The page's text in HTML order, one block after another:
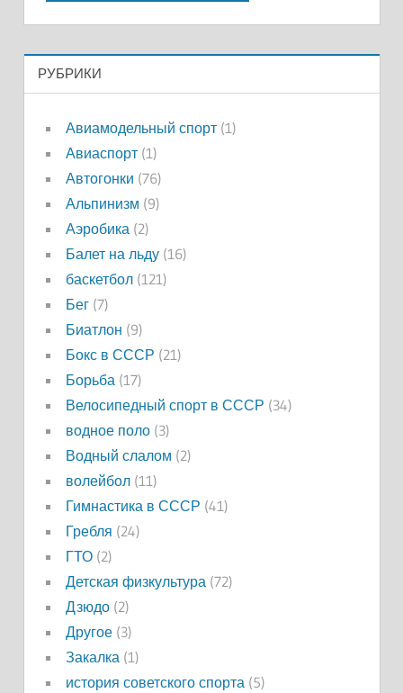
РУБРИКИ
Авиамодельный спорт(1)
Авиаспорт(1)
Автогонки (76)
Альпинизм (9)
Аэробика(2)
Балет на льду(16)
баскетбол(121)
Бег(7)
Биатлон (9)
Бокс в СССР (21)
Борьба(17)
Велосипедный спорт в СССР (34)
водное поло(3)
Водный слалом (2)
волейбол(11)
Гимнастика в СССР (41)
Гребля (24)
ГТО(2)
Детская физкультура(72)
Дзюдо(2)
Другое(3)
Закалка(1)
история советского спорта(5)